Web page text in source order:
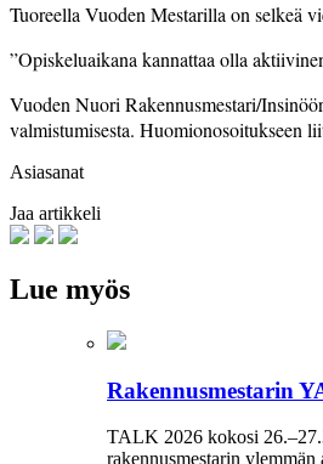
Tuoreella Vuoden Mestarilla on selkeä
”Opiskeluaikana kannattaa olla
Vuoden Nuori Rakennusmestari/
valmistumisesta. Huomionosoitukseen
Asiasanat
Jaa artikkeli
Lue myös
Rakennusmestarin
TALK 2026 kokosi
rakennusmestarin